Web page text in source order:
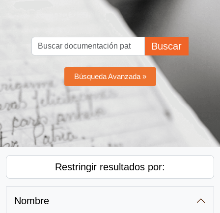
Buscar
Búsqueda Avanzada »
Restringir resultados por:
Nombre